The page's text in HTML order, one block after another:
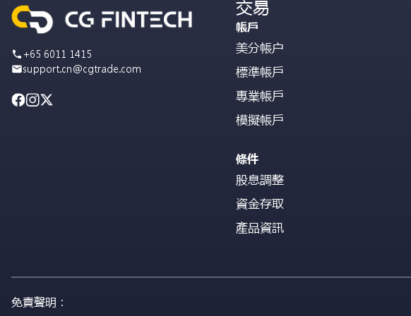
+65 6011 1415
support.cn@cgtrade.com
交易
帳戶
美分帳户
標準帳戶
專業帳戶
模擬帳戶
條件
股息調整
資金存取
產品資訊
免責聲明：